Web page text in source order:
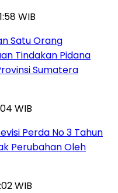
WIB
Satu Orang
Tindakan Pidana
Sumatera
WIB
Perda No 3 Tahun
Perubahan Oleh
WIB